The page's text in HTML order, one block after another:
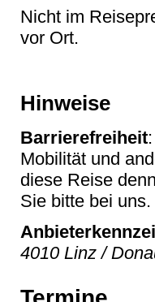
Nicht im
vor Ort.
Hinweise
Barrierefreiheit
Mobilität und
diese Reise
Sie bitte bei uns.
4010 Linz /